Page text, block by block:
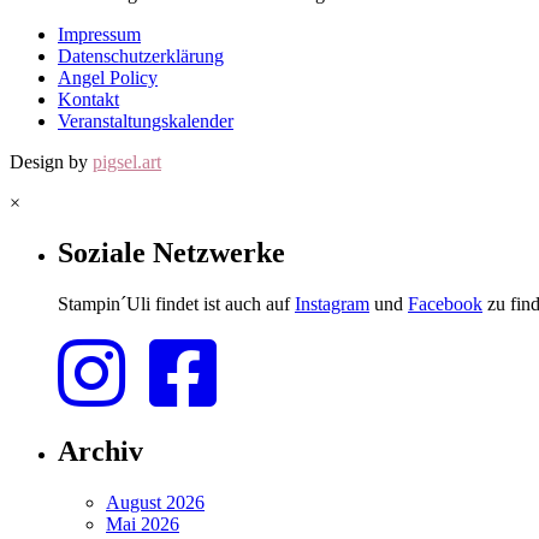
Impressum
Datenschutzerklärung
Angel Policy
Kontakt
Veranstaltungskalender
Design by pigsel.art
×
Soziale Netzwerke
Stampin´Uli findet ist auch aufInstagram und Facebook zu
Archiv
August 2026
Mai 2026